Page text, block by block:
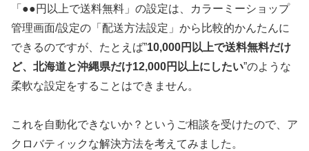
「●●円以上で送料無料」の設定は、カラーミーショップ
管理画面/設定の「配送方法設定」から比較的かんたんに
できるのですが、たとえば”10,000円以上で送料無料だけ
ど、北海道と沖縄県だけ12,000円以上にしたい”のような
柔軟な設定をすることはできません。
これを自動化できないか？というご相談を受けたので、ア
クロバティックな解決方法を考えてみました。